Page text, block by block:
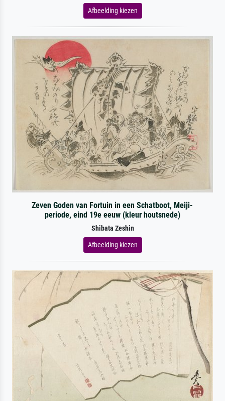
Afbeelding kiezen
Zeven Goden van Fortuin in een Schatboot, Meiji-
periode, eind 19e eeuw (kleur houtsnede)
Shibata Zeshin
Afbeelding kiezen